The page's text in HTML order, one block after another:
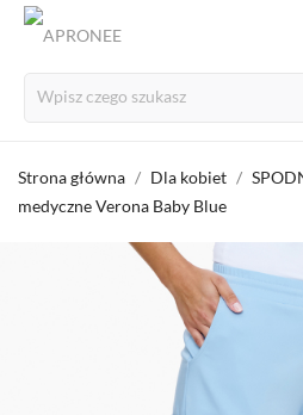
Strona główna Dla kobiet
medyczne Verona Baby Blue